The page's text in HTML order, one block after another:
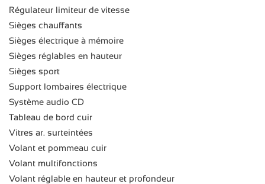
Régulateur limiteur de vitesse
Sièges chauffants
Sièges électrique à mémoire
Sièges réglables en hauteur
Sièges sport
Support lombaires électrique
Système audio CD
Tableau de bord cuir
Vitres ar. surteintées
Volant et pommeau cuir
Volant multifonctions
Volant réglable en hauteur et profondeur